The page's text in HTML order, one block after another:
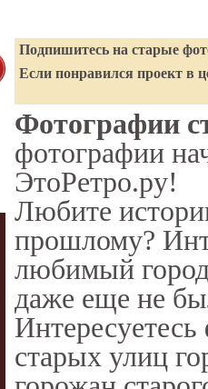
Подпишитесь на старые
Если понравился проект в
Фотографии
фотографии
ЭтоРетро.ру!
Любите
прошлому?
любимый
даже еще не
Интересуетесь
старых улиц